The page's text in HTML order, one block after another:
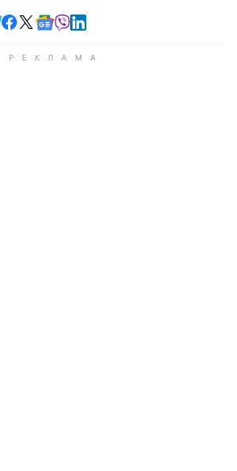
Читайте в Telegram
Читайте в Facebook
Читайте в X
Читайте в Google news
Читайте в Viber
Читайте в LinkedIn